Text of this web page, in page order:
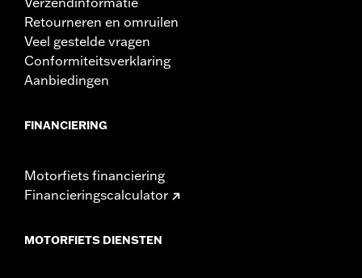
Retourneren en omruilen
Veel gestelde vragen
Conformiteitsverklaring
Aanbiedingen
FINANCIERING
Motorfiets financiering
Financieringscalculator
MOTORFIETS DIENSTEN